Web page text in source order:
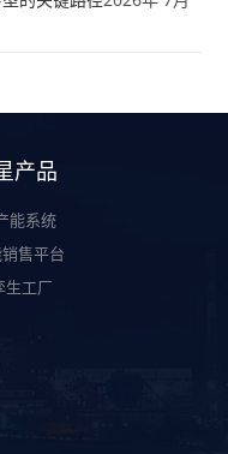
产品
能系统
售平台
生工厂